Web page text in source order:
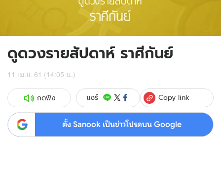
ดูดวงรายสัปดาห์ ราศีกันย์
11 เม.ย. 61 (14:05 น.)
กดฟัง แชร์ Copy link
ตั้ง Sanook เป็นข่าวโปรดบน Google